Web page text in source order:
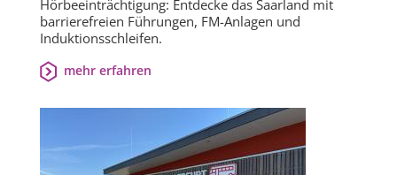
Hörbeeinträchtigung: Entdecke das Saarland mit
barrierefreien Führungen, FM-Anlagen und
Induktionsschleifen.
mehr erfahren